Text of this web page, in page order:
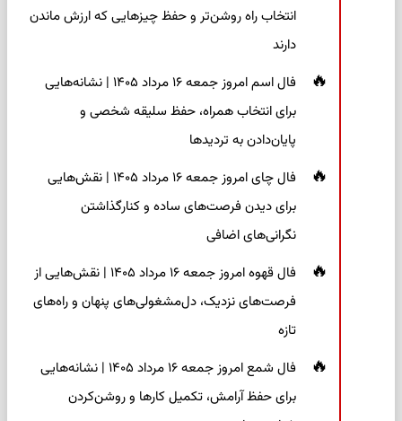
انتخاب راه روشن‌تر و حفظ چیزهایی که ارزش ماندن
دارند
فال اسم امروز جمعه ۱۶ مرداد ۱۴۰۵ | نشانه‌هایی
برای انتخاب همراه، حفظ سلیقه شخصی و
پایان‌دادن به تردیدها
فال چای امروز جمعه ۱۶ مرداد ۱۴۰۵ | نقش‌هایی
برای دیدن فرصت‌های ساده و کنارگذاشتن
نگرانی‌های اضافی
فال قهوه امروز جمعه ۱۶ مرداد ۱۴۰۵ | نقش‌هایی از
فرصت‌های نزدیک، دل‌مشغولی‌های پنهان و راه‌های
تازه
فال شمع امروز جمعه ۱۶ مرداد ۱۴۰۵ | نشانه‌هایی
برای حفظ آرامش، تکمیل کارها و روشن‌کردن